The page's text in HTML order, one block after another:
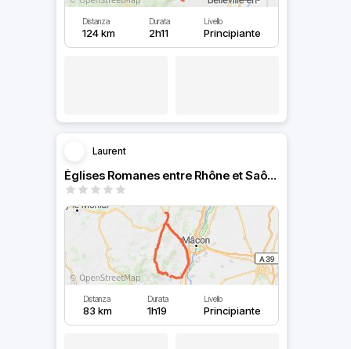
Distanza
124 km
Durata
2h11
Livello
Principiante
Laurent
Églises Romanes entre Rhône et Saône et Loire
Distanza
83 km
Durata
1h19
Livello
Principiante